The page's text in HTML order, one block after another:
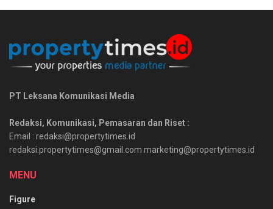
PT Leksana Komunikasi Media
Redaksi, Komunikasi, Pemasaran dan Riset :
Email : redaksi@propertytimes.id
redaksi.propertytimes@gmail.com marketing@propertytimes.id
MENU
Figure